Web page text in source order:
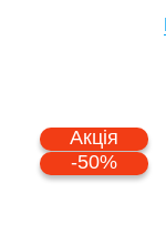
Акція
-50%